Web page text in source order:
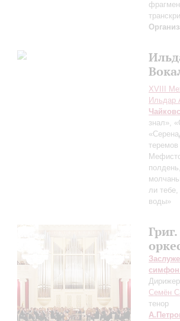
XVIII
Ильдар
знал»,
ли
воды»
Семён
тенор